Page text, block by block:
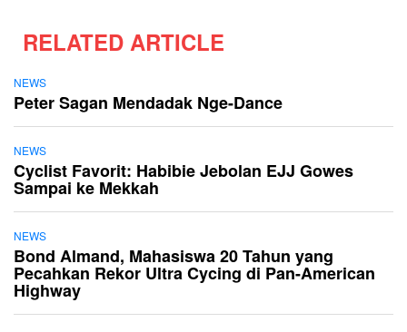
RELATED ARTICLE
NEWS
Peter Sagan Mendadak Nge-Dance
NEWS
Cyclist Favorit: Habibie Jebolan EJJ Gowes
Sampai ke Mekkah
NEWS
Bond Almand, Mahasiswa 20 Tahun yang
Pecahkan Rekor Ultra Cycing di Pan-American
Highway